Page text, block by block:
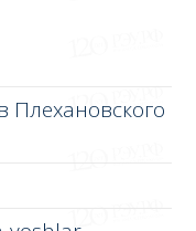
Плехановского